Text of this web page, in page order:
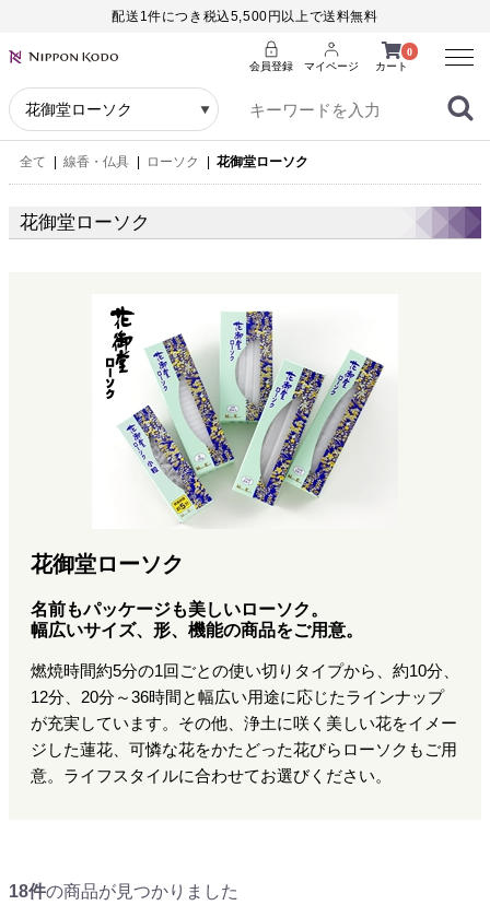
配送1件につき税込5,500円以上で送料無料
0
カート
会員登録 マイページ
Menu
全て 線香・仏具 ローソク 花御堂ローソク
花御堂ローソク
花御堂ローソク
名前もパッケージも美しいローソク。
幅広いサイズ、形、機能の商品をご用意。
燃焼時間約5分の1回ごとの使い切りタイプから、約10分、
12分、20分～36時間と幅広い用途に応じたラインナップ
が充実しています。その他、浄土に咲く美しい花をイメー
ジした蓮花、可憐な花をかたどった花びらローソクもご用
意。ライフスタイルに合わせてお選びください。
18件の商品が見つかりました